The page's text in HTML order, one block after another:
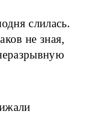
слилась.
не зная,